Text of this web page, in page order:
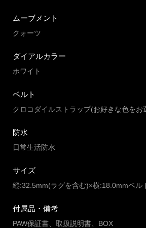
ムーブメント
クォーツ
ダイアルカラー
ホワイト
ベルト
クロコダイルストラップ(お好きな色をお
防水
日常生活防水
サイズ
縦:32.5mm(ラグを含む)×横:18.0mmベル
付属品・備考
PAW保証書、取扱説明書、BOX